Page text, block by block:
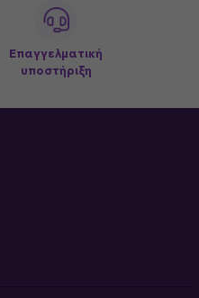
Επαγγελματική
υποστήριξη